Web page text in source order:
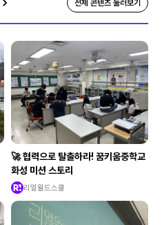
전체 콘텐츠 둘러보기
🚀 협력으로 탈출하라! 꿈키움중학교
화성 미션 스토리
리얼월드스쿨